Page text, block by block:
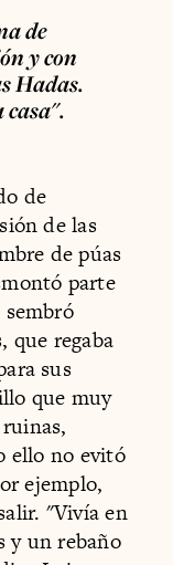
de
y con
Hadas.
casa".
de
de las
de púas
parte
que regaba
sus
que muy
ello no evitó
ejemplo,
"Vivía en
y un rebaño